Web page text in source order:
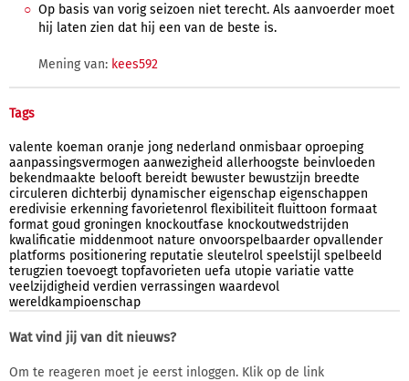
Op basis van vorig seizoen niet terecht. Als aanvoerder moet
hij laten zien dat hij een van de beste is.
Mening van: kees592
Tags
valente koeman oranje jong nederland onmisbaar oproeping
aanpassingsvermogen aanwezigheid allerhoogste beinvloeden
bekendmaakte belooft bereidt bewuster bewustzijn breedte
circuleren dichterbij dynamischer eigenschap eigenschappen
eredivisie erkenning favorietenrol flexibiliteit fluittoon formaat
format goud groningen knockoutfase knockoutwedstrijden
kwalificatie middenmoot nature onvoorspelbaarder opvallender
platforms positionering reputatie sleutelrol speelstijl spelbeeld
terugzien toevoegt topfavorieten uefa utopie variatie vatte
veelzijdigheid verdien verrassingen waardevol
wereldkampioenschap
Wat vind jij van dit nieuws?
Om te reageren moet je eerst inloggen. Klik op de link